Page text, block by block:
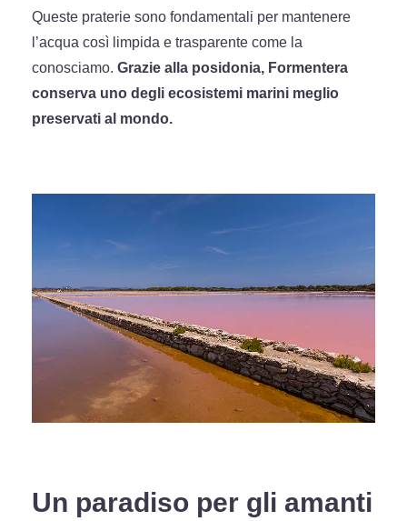
Queste praterie sono fondamentali per mantenere
l’acqua così limpida e trasparente come la
conosciamo. Grazie alla posidonia, Formentera
conserva uno degli ecosistemi marini meglio
preservati al mondo.
Un paradiso per gli amanti